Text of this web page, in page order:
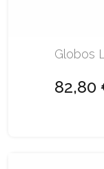
Globos
82,80